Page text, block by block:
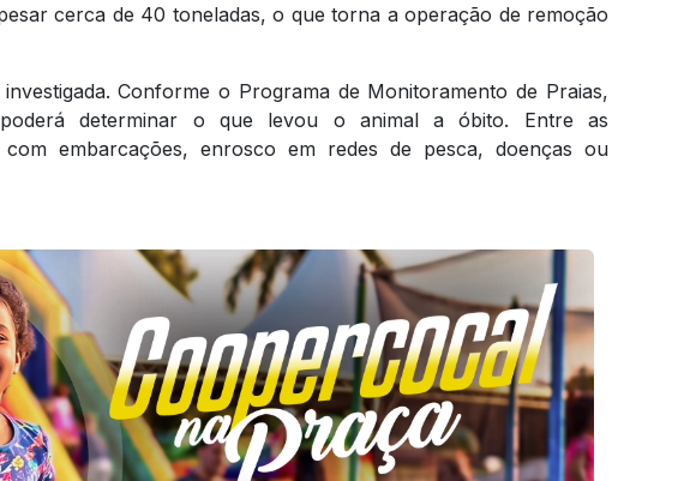
cerca de 40 toneladas, o que torna a operação de remoção
Conforme o Programa de Monitoramento de Praias,
determinar o que levou o animal a óbito. Entre as
com embarcações, enrosco em redes de pesca, doenças ou